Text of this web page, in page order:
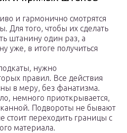
и гармонично смотрятся
Для того, чтобы их сделать
штанину один раз, а
уже, в итоге получиться
нужно
правил. Все действия
в меру, без фанатизма.
немного приоткрывается,
Подвороты не бывают
стоит переходить границы с
материала.